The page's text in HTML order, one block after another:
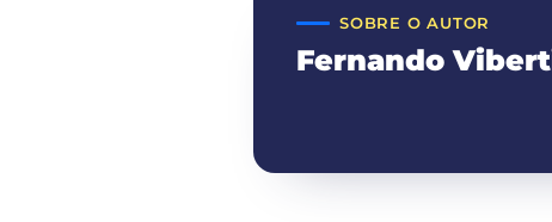
SOBRE O AUTOR
Fernando